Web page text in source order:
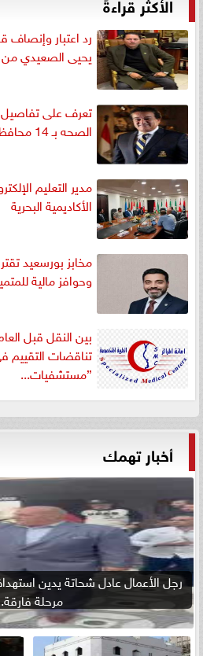
رد اعتبار وإنصاف
يحيى الصعيدي من
تعرف على تفاصيل
الصحه بـ 14 محافظه
مدير التعليم
الأكاديمية البحرية
مخابز بورسعيد
وحوافز مالية
بين النقل قبل
تناقضات التقييم
”مستشفيات...
أخبار تهمك
رجل الأعمال عادل شحاتة يدين
مرحلة